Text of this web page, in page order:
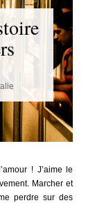
! J’aime le
Marcher et
perdre sur des